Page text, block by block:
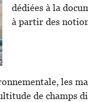
dédiées à la
à partir des
les
de champs